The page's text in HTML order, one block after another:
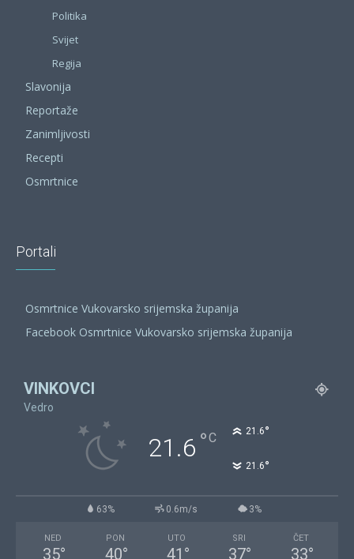
Politika
Svijet
Regija
Slavonija
Reportaže
Zanimljivosti
Recepti
Osmrtnice
Portali
Osmrtnice Vukovarsko srijemska županija
Facebook Osmrtnice Vukovarsko srijemska županija
VINKOVCI
Vedro
21.6 °C 21.6°
21.6°
63% 0.6m/s 3%
NED
35°
PON
40°
UTO
41 °
SRI
37°
ČET
33°